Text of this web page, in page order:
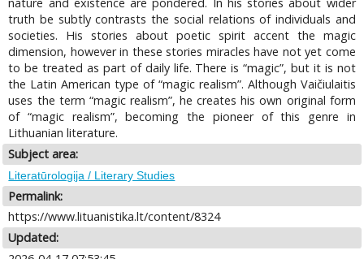
truth be subtly contrasts the social relations of individuals and
societies. His stories about poetic spirit accent the magic
dimension, however in these stories miracles have not yet come
to be treated as part of daily life. There is “magic”, but it is not
the Latin American type of “magic realism”. Although Vaičiulaitis
uses the term “magic realism”, he creates his own original form
of “magic realism”, becoming the pioneer of this genre in
Lithuanian literature.
Subject area:
Literatūrologija / Literary Studies
Permalink:
https://www.lituanistika.lt/content/8324
Updated: